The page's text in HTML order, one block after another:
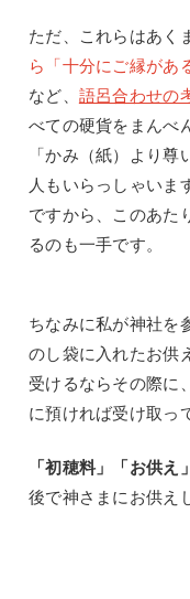
ただ、これらはあく
ら「十分にご縁があ
など、 語呂合わせの
べての硬貨をまんべ
「かみ（紙）より
人もいらっしゃいま
ですから、このあた
るのも一手です。
ちなみに私が神社を
のし袋に入れたお供
受けるならその際に
に預ければ受け取っ
「初穂料」「お供え
後で神さまにお供え